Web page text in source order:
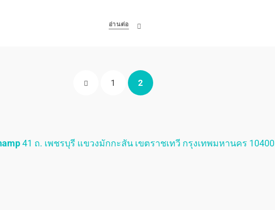
อ่านต่อ
PREVIOUS
PAGE
1 PAGE
2
41 ถ. เพชรบุรี แขวงมักกะสัน เขตราชเทวี กรุงเทพมหานคร 10400